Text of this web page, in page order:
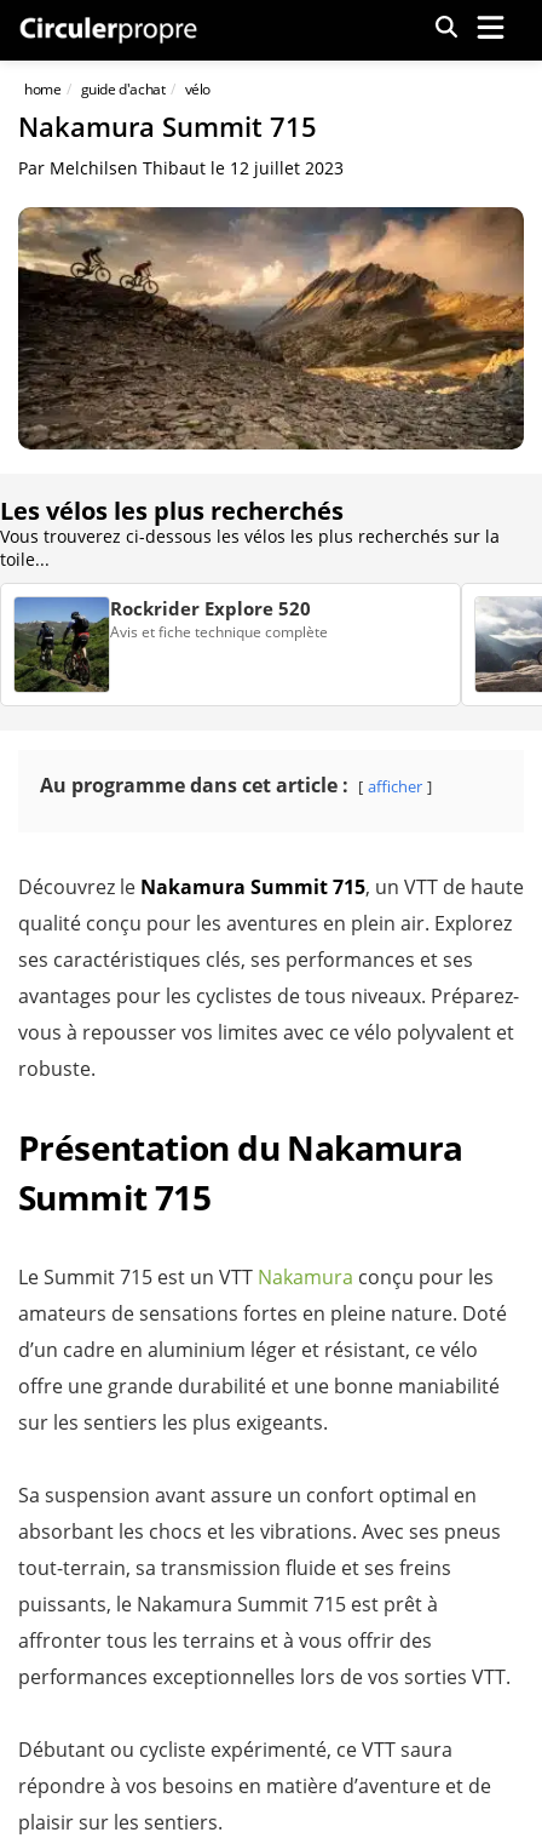
Menu
home guide d'achat vélo
Nakamura Summit 715
Par Melchilsen Thibaut le 12 juillet 2023
Les vélos les plus recherchés
Vous trouverez ci-dessous les vélos les plus recherchés sur la
toile...
Rockrider Explore 520
Avis et fiche technique complète
Au programme dans cet article : afficher
Découvrez le Nakamura Summit 715, un VTT de haute
qualité conçu pour les aventures en plein air. Explorez
ses caractéristiques clés, ses performances et ses
avantages pour les cyclistes de tous niveaux. Préparez-
vous à repousser vos limites avec ce vélo polyvalent et
robuste.
Présentation du Nakamura
Summit 715
Le Summit 715 est un VTT Nakamura conçu pour les
amateurs de sensations fortes en pleine nature. Doté
d’un cadre en aluminium léger et résistant, ce vélo
offre une grande durabilité et une bonne maniabilité
sur les sentiers les plus exigeants.
Sa suspension avant assure un confort optimal en
absorbant les chocs et les vibrations. Avec ses pneus
tout-terrain, sa transmission fluide et ses freins
puissants, le Nakamura Summit 715 est prêt à
affronter tous les terrains et à vous offrir des
performances exceptionnelles lors de vos sorties VTT.
Débutant ou cycliste expérimenté, ce VTT saura
répondre à vos besoins en matière d’aventure et de
plaisir sur les sentiers.